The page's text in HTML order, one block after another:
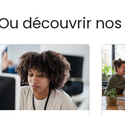
découvrir